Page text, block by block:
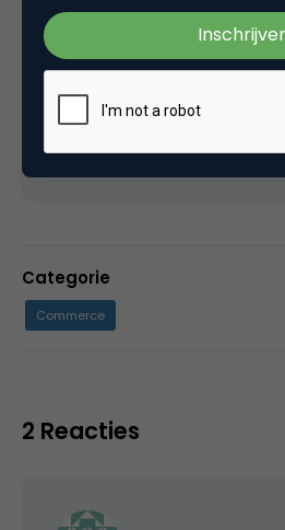
3VOOR12 dat onder haar
Prix Europa, Gouden Pixel, Pop
Digital Award won. Ze is een
van Fast Moving Targets. Ze
Categorie
Commerce
2 Reacties